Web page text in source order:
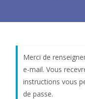
Merci de
e-mail. Vous
instructions vous
de passe.